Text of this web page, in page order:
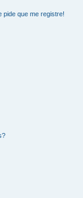
pide que me registre!